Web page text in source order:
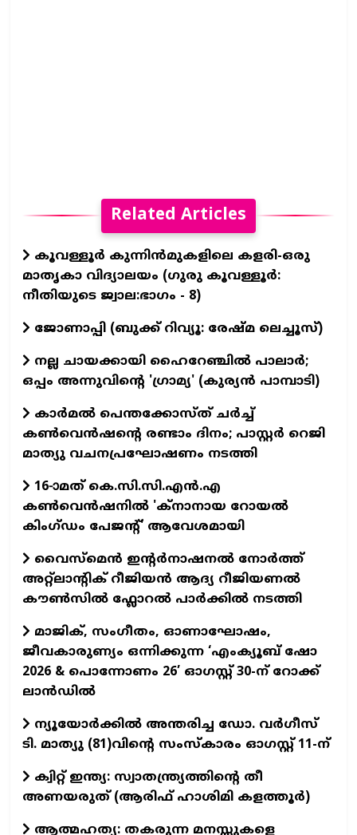
Related Articles
കൂവള്ളൂർ കുന്നിൻമുകളിലെ കളരി-ഒരു
മാതൃകാ വിദ്യാലയം (ഗുരു കൂവള്ളൂര്‍:
നീതിയുടെ ജ്വാല:ഭാഗം - 8)
ജോണാപ്പി (ബുക്ക്‌ റിവ്യൂ: രേഷ്മ ലെച്ചൂസ്)
നല്ല ചായക്കായി ഹൈറേഞ്ചിൽ പാലാർ;
ഒപ്പം അന്നുവിന്റെ 'ഗ്രാമ്യ' (കുര്യൻ പാമ്പാടി)
കാർമൽ പെന്തക്കോസ്ത് ചർച്ച്
കൺവെൻഷന്റെ രണ്ടാം ദിനം; പാസ്റ്റർ റെജി
മാത്യു വചനപ്രഘോഷണം നടത്തി
16-ാമത് കെ.സി.സി.എന്‍.എ
കൺവെൻഷനിൽ 'ക്നാനായ റോയൽ
കിംഗ്ഡം പേജന്റ്' ആവേശമായി
വൈസ്മെൻ ഇന്റർനാഷനൽ നോർത്ത്
അറ്റ്ലാന്റിക് റീജിയൻ ആദ്യ റീജിയണൽ
കൗൺസിൽ ഫ്ലോറൽ പാർക്കിൽ നടത്തി
മാജിക്, സംഗീതം, ഓണാഘോഷം,
ജീവകാരുണ്യം ഒന്നിക്കുന്ന ‘എംക്യൂബ് ഷോ
2026 & പൊന്നോണം 26’ ഓഗസ്റ്റ് 30-ന് റോക്ക്
ലാന്‍ഡില്‍
ന്യൂയോര്‍ക്കില്‍ അന്തരിച്ച ഡോ. വര്‍ഗീസ്
ടി. മാത്യു (81)വിന്റെ സംസ്‌കാരം ഓഗസ്റ്റ് 11-ന്‌
ക്വിറ്റ് ഇന്ത്യ: സ്വാതന്ത്ര്യത്തിന്റെ തീ
അണയരുത് (ആരിഫ് ഹാശിമി കളത്തൂർ)
ആത്മഹത്യ: തകരുന്ന മനസ്സുകളെ